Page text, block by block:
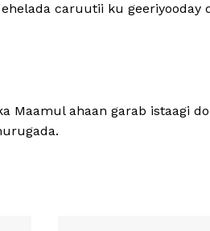
caruutii ku geeriyooday
Maamul ahaan garab istaagi